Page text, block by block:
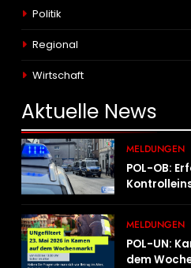
Politik
Regional
Wirtschaft
Aktuelle News
MELDUNGEN
POL-OB:
MELDUNGEN
POL-UN:
dem